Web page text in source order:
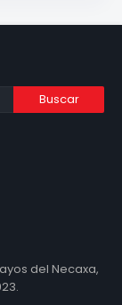
del Necaxa,